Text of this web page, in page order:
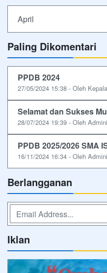
April
Paling Dikomentari
PPDB 2024
27/05/2024 15:38 - Oleh
Selamat dan Sukses
28/07/2024 19:39 - Oleh
PPDB 2025/2026 SMA
16/11/2024 16:34 - Oleh
Berlangganan
Iklan